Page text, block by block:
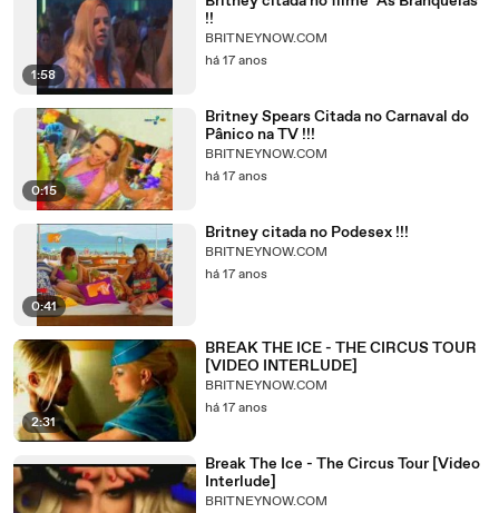
1:58
!!
BRITNEYNOW.COM
há 17 anos
0:15
Britney Spears Citada no Carnaval do
Pânico na TV !!!
BRITNEYNOW.COM
há 17 anos
0:41
Britney citada no Podesex !!!
BRITNEYNOW.COM
há 17 anos
2:31
BREAK THE ICE - THE CIRCUS TOUR
[VIDEO INTERLUDE]
BRITNEYNOW.COM
há 17 anos
Break The Ice - The Circus Tour [Video
Interlude]
BRITNEYNOW.COM